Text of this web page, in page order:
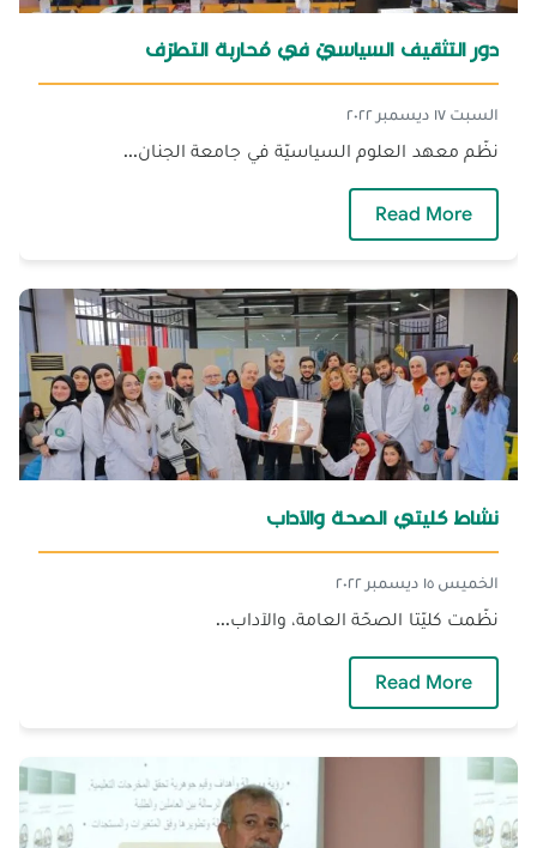
دور التثقيف السياسيّ في مُحاربة التطرّف
السبت ١٧ ديسمبر ٢٠٢٢
نظّم معهد العلوم السياسيّة في جامعة الجنان...
Read More
نشاط كليتي الصحة والآداب
الخميس ١٥ ديسمبر ٢٠٢٢
نظّمت كليّتا الصحّة العامة، والآداب...
Read More